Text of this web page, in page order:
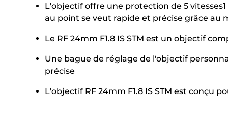
L'objectif offre une protection de 5
au point se veut rapide et précise grâce au
Le RF 24mm F1.8 IS STM est un objectif
Une bague de réglage de l'objectif
précise
L'objectif RF 24mm F1.8 IS STM est conçu